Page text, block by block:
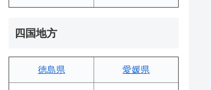
四国地方
徳島県 愛媛県